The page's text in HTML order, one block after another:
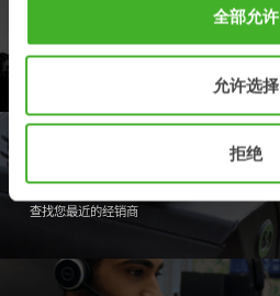
全部允许
允许选择
拒绝
查找您最近的经销商